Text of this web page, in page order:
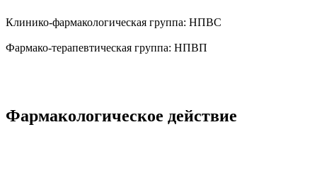
Клинико-фармакологическая группа: НПВС
Фармако-терапевтическая группа: НПВП
Фармакологическое действие